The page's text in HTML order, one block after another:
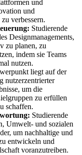
und
und
verbessern.
Studierende
Designmanagements,
zu planen, zu
indem sie Teams
nutzen.
liegt auf der
nutzerzentrierter
um die
zu erfüllen
schaffen.
Studierende
Umwelt- und sozialen
um nachhaltige und
entwickeln und
voranzutreiben.